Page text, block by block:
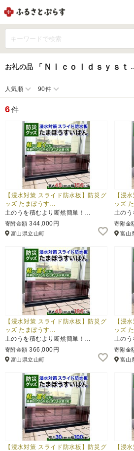
マイメニュー
マイページ
メニュー
お礼の品から探す
お礼の品をカテゴリや金額で絞り込
自治体から探す
ランキング
特集・おすすめ
ふるさと納税とは
控除額シミュレータ
お礼の品 「 Ｎｉｃｏｌｄｓｙｓｔｅｍ株式会社
人気順 90件
6件
【浸水対策 スライド防水板】防災グ
ッズ たまぼうす…
土のうを積むより断然簡単！…
寄附金額 344,000円
富山県立山町
【浸
ッズ
土の
寄附金
富山
【浸水対策 スライド防水板】防災グ
ッズ たまぼうす…
土のうを積むより断然簡単！…
寄附金額 366,000円
富山県立山町
【浸
ッズ
土の
寄附金
富山
【浸水対策 スライド防水板】防災グ
【浸